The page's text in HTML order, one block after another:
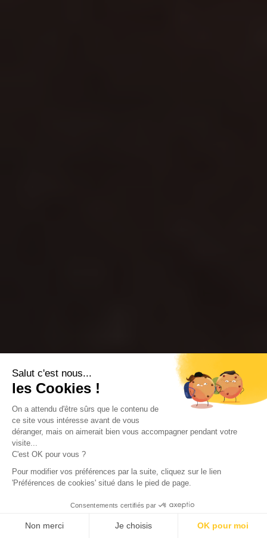
Salut c'est nous...
les Cookies !
On a attendu d'être sûrs que le contenu de
ce site vous intéresse avant de vous
déranger, mais on aimerait bien vous accompagner pendant votre
visite...
C'est OK pour vous ?
Pour modifier vos préférences par la suite, cliquez sur le lien
'Préférences de cookies' situé dans le pied de page.
Consentements certifiés par
Non merci Je choisis OK pour moi